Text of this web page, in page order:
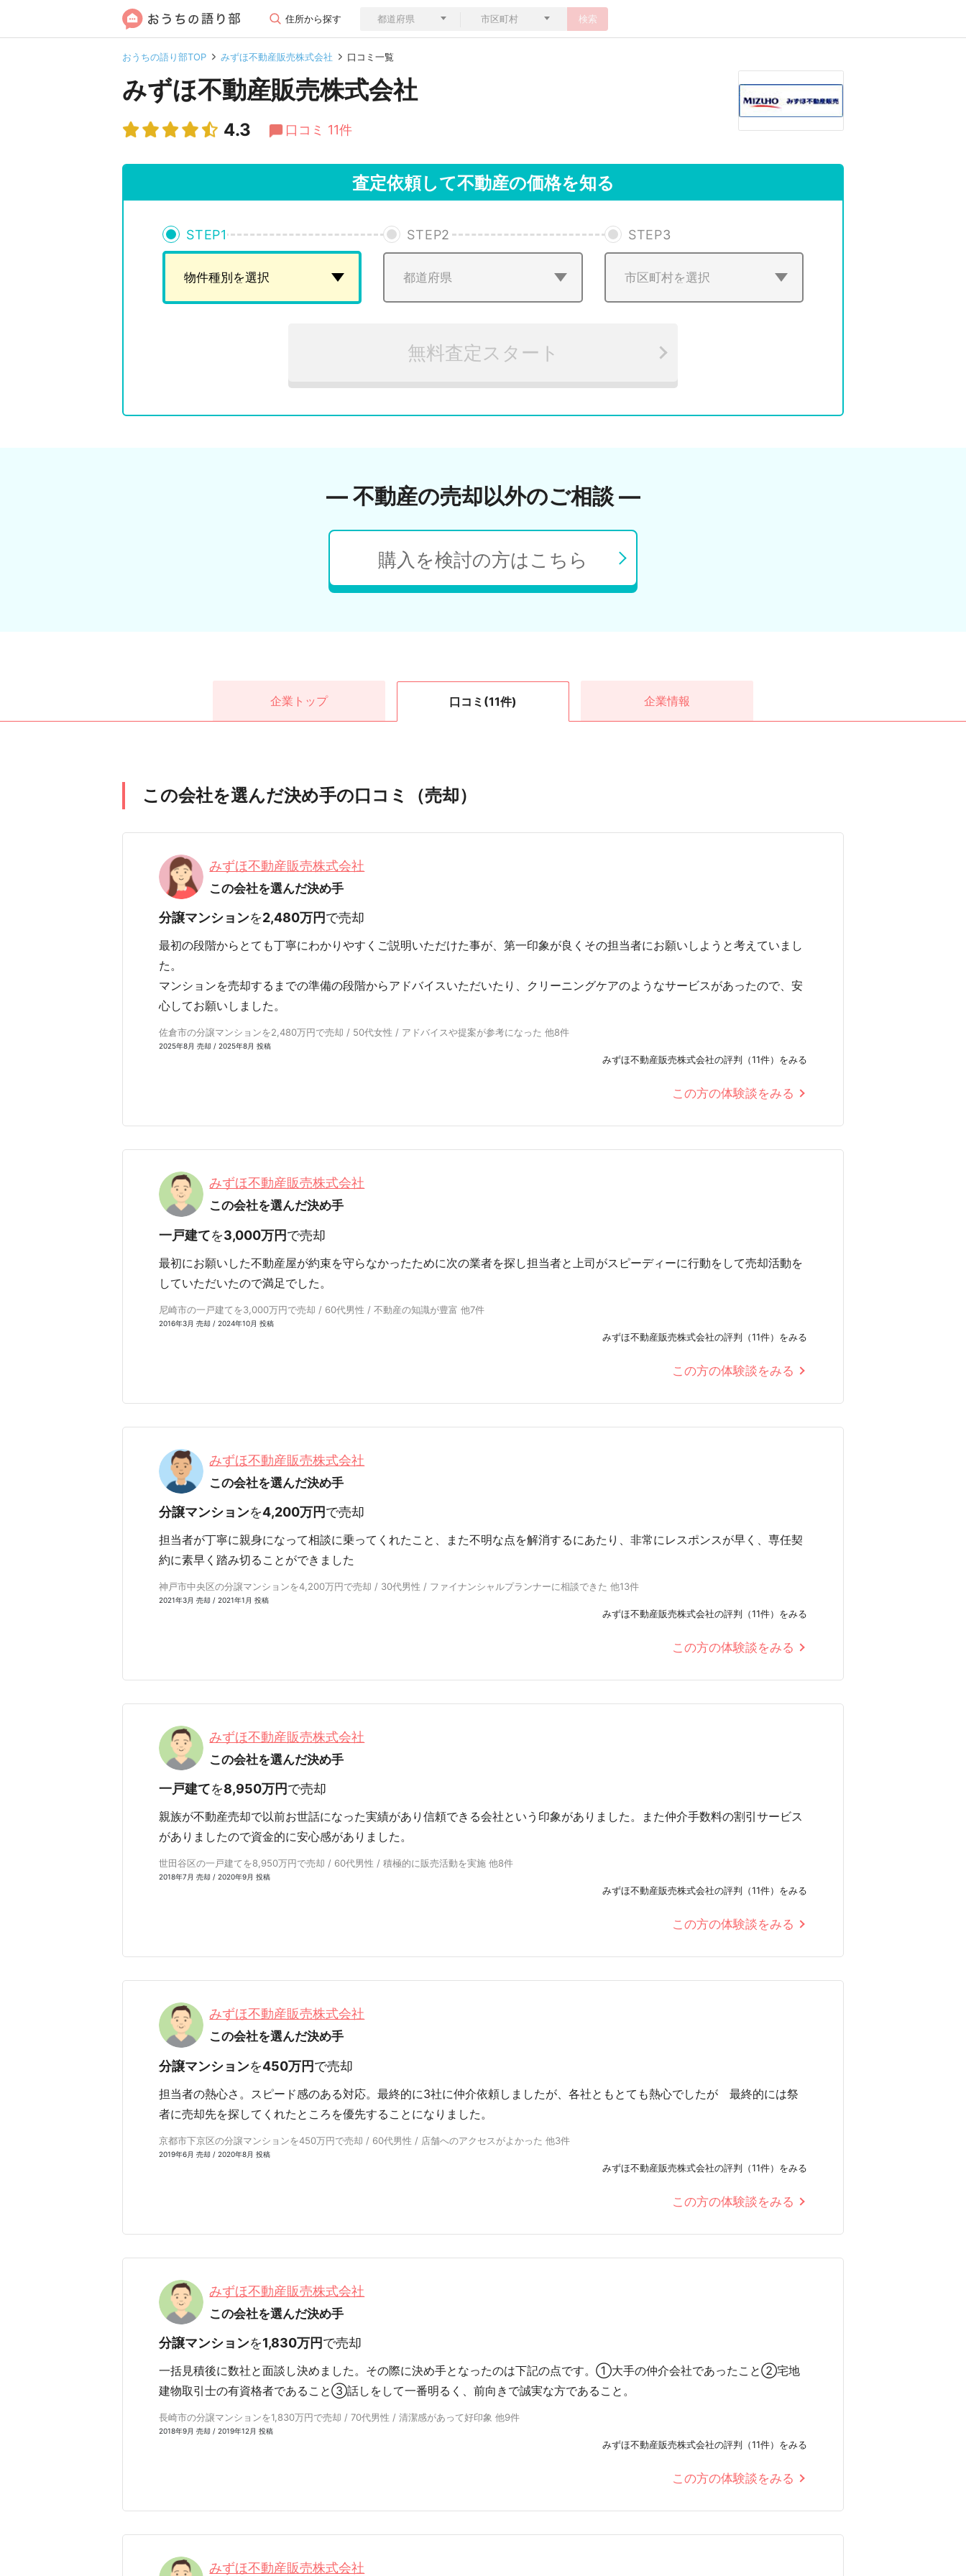
住所から探す 検索
おうちの語り部TOP みずほ不動産販売株式会社 口コミ一覧
みずほ不動産販売株式会社
4.3 口コミ 11件
査定依頼して不動産の価格を知る
STEP1 STEP2 STEP3
無料査定スタート
― 不動産の売却以外のご相談 ―
購入を検討の方はこちら
企業 トップ 口コミ (11件) 企業情報
この会社を選んだ決め手の口コミ（売却）
みずほ不動産販売株式会社
この会社を選んだ決め手
分譲マンションを2,480万円で売却
最初の段階からとても丁寧にわかりやすくご説明いただけた事が、第一印象が良くその担当者にお願いしようと考えていまし
た。
マンションを売却するまでの準備の段階からアドバイスいただいたり、クリーニングケアのようなサービスがあったので、安
心してお願いしました。
佐倉市の分譲マンションを2,480万円で売却 / 50代女性 / アドバイスや提案が参考になった 他8件
2025年8月 売却 / 2025年8月 投稿
みずほ不動産販売株式会社の評判（11件）をみる
この方の体験談をみる
みずほ不動産販売株式会社
この会社を選んだ決め手
一戸建てを3,000万円で売却
最初にお願いした不動産屋が約束を守らなかったために次の業者を探し担当者と上司がスピーディーに行動をして売却活動を
していただいたので満足でした。
尼崎市の一戸建てを3,000万円で売却 / 60代男性 / 不動産の知識が豊富 他7件
2016年3月 売却 / 2024年10月 投稿
みずほ不動産販売株式会社の評判（11件）をみる
この方の体験談をみる
みずほ不動産販売株式会社
この会社を選んだ決め手
分譲マンションを4,200万円で売却
担当者が丁寧に親身になって相談に乗ってくれたこと、また不明な点を解消するにあたり、非常にレスポンスが早く、専任契
約に素早く踏み切ることができました
神戸市中央区の分譲マンションを4,200万円で売却 / 30代男性 / ファイナンシャルプランナーに相談できた 他13件
2021年3月 売却 / 2021年1月 投稿
みずほ不動産販売株式会社の評判（11件）をみる
この方の体験談をみる
みずほ不動産販売株式会社
この会社を選んだ決め手
一戸建てを8,950万円で売却
親族が不動産売却で以前お世話になった実績があり信頼できる会社という印象がありました。また仲介手数料の割引サービス
がありましたので資金的に安心感がありました。
世田谷区の一戸建てを8,950万円で売却 / 60代男性 / 積極的に販売活動を実施 他8件
2018年7月 売却 / 2020年9月 投稿
みずほ不動産販売株式会社の評判（11件）をみる
この方の体験談をみる
みずほ不動産販売株式会社
この会社を選んだ決め手
分譲マンションを450万円で売却
担当者の熱心さ。スピード感のある対応。最終的に3社に仲介依頼しましたが、各社ともとても熱心でしたが 最終的には祭
者に売却先を探してくれたところを優先することになりました。
京都市下京区の分譲マンションを450万円で売却 / 60代男性 / 店舗へのアクセスがよかった 他3件
2019年6月 売却 / 2020年8月 投稿
みずほ不動産販売株式会社の評判（11件）をみる
この方の体験談をみる
みずほ不動産販売株式会社
この会社を選んだ決め手
分譲マンションを1,830万円で売却
一括見積後に数社と面談し決めました。その際に決め手となったのは下記の点です。①大手の仲介会社であったこと②宅地
建物取引士の有資格者であること③話しをして一番明るく、前向きで誠実な方であること。
長崎市の分譲マンションを1,830万円で売却 / 70代男性 / 清潔感があって好印象 他9件
2018年9月 売却 / 2019年12月 投稿
みずほ不動産販売株式会社の評判（11件）をみる
この方の体験談をみる
みずほ不動産販売株式会社